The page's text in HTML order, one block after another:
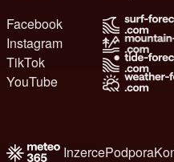
Facebook
Instagram
TikTok
YouTube
InzercePodpora